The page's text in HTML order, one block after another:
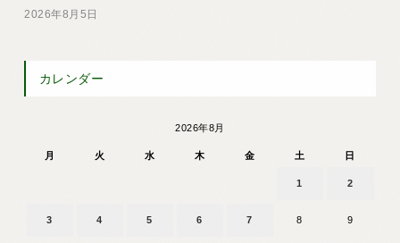
2026年8月5日
カレンダー
2026年8月
月 火 水 木 金 土 日
1 2
3 4 5 6 7 8 9